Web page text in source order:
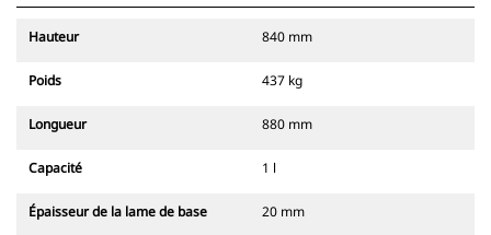
Hauteur 840 mm
Poids 437 kg
Longueur 880 mm
Capacité 1 l
Épaisseur de la lame de base 20 mm